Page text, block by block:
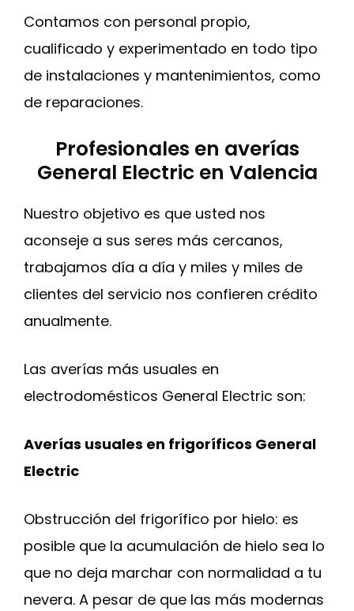
Contamos con personal propio,
cualificado y experimentado en todo tipo
de instalaciones y mantenimientos, como
de reparaciones.
Profesionales en averías
General Electric en Valencia
Nuestro objetivo es que usted nos
aconseje a sus seres más cercanos,
trabajamos día a día y miles y miles de
clientes del servicio nos confieren crédito
anualmente.
Las averías más usuales en
electrodomésticos General Electric son:
Averías usuales en frigoríficos General
Electric
Obstrucción del frigorífico por hielo: es
posible que la acumulación de hielo sea lo
que no deja marchar con normalidad a tu
nevera. A pesar de que las más modernas